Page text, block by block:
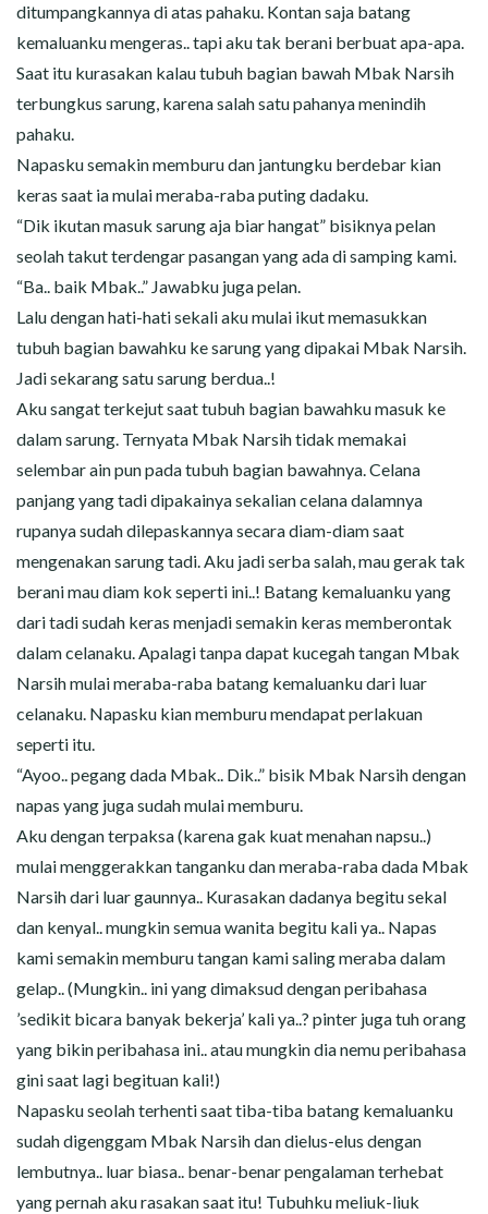
ditumpangkannya di atas pahaku. Kontan saja batang
kemaluanku mengeras.. tapi aku tak berani berbuat apa-apa.
Saat itu kurasakan kalau tubuh bagian bawah Mbak Narsih
terbungkus sarung, karena salah satu pahanya menindih
pahaku.
Napasku semakin memburu dan jantungku berdebar kian
keras saat ia mulai meraba-raba puting dadaku.
“Dik ikutan masuk sarung aja biar hangat” bisiknya pelan
seolah takut terdengar pasangan yang ada di samping kami.
“Ba.. baik Mbak..” Jawabku juga pelan.
Lalu dengan hati-hati sekali aku mulai ikut memasukkan
tubuh bagian bawahku ke sarung yang dipakai Mbak Narsih.
Jadi sekarang satu sarung berdua..!
Aku sangat terkejut saat tubuh bagian bawahku masuk ke
dalam sarung. Ternyata Mbak Narsih tidak memakai
selembar ain pun pada tubuh bagian bawahnya. Celana
panjang yang tadi dipakainya sekalian celana dalamnya
rupanya sudah dilepaskannya secara diam-diam saat
mengenakan sarung tadi. Aku jadi serba salah, mau gerak tak
berani mau diam kok seperti ini..! Batang kemaluanku yang
dari tadi sudah keras menjadi semakin keras memberontak
dalam celanaku. Apalagi tanpa dapat kucegah tangan Mbak
Narsih mulai meraba-raba batang kemaluanku dari luar
celanaku. Napasku kian memburu mendapat perlakuan
seperti itu.
“Ayoo.. pegang dada Mbak.. Dik..” bisik Mbak Narsih dengan
napas yang juga sudah mulai memburu.
Aku dengan terpaksa (karena gak kuat menahan napsu..)
mulai menggerakkan tanganku dan meraba-raba dada Mbak
Narsih dari luar gaunnya.. Kurasakan dadanya begitu sekal
dan kenyal.. mungkin semua wanita begitu kali ya.. Napas
kami semakin memburu tangan kami saling meraba dalam
gelap.. (Mungkin.. ini yang dimaksud dengan peribahasa
’sedikit bicara banyak bekerja’ kali ya..? pinter juga tuh orang
yang bikin peribahasa ini.. atau mungkin dia nemu peribahasa
gini saat lagi begituan kali!)
Napasku seolah terhenti saat tiba-tiba batang kemaluanku
sudah digenggam Mbak Narsih dan dielus-elus dengan
lembutnya.. luar biasa.. benar-benar pengalaman terhebat
yang pernah aku rasakan saat itu! Tubuhku meliuk-liuk